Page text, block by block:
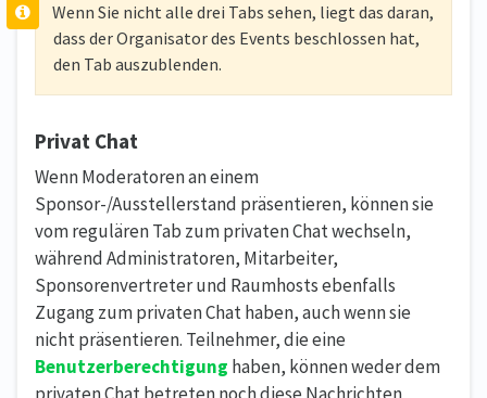
Wenn Sie nicht alle drei Tabs sehen, liegt das daran,
dass der Organisator des Events beschlossen hat,
den Tab auszublenden.
Privat Chat
Wenn Moderatoren an einem
Sponsor-/Ausstellerstand präsentieren, können sie
vom regulären Tab zum privaten Chat wechseln,
während Administratoren, Mitarbeiter,
Sponsorenvertreter und Raumhosts ebenfalls
Zugang zum privaten Chat haben, auch wenn sie
nicht präsentieren. Teilnehmer, die eine
Benutzerberechtigung haben, können weder dem